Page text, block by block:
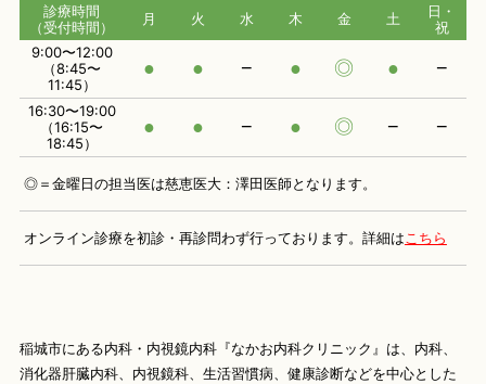
診療時間
（受付時間）
月 火 水 木 金 土
日・
祝
9:00〜12:00
（8:45〜
11:45）
● ● − ● ◎ ● −
16:30〜19:00
（16:15〜
18:45）
● ● − ● ◎ − −
◎＝金曜日の担当医は慈恵医大：澤田医師となります。
オンライン診療を初診・再診問わず行っております。 詳細はこちら
稲城市にある内科・内視鏡内科『なかお内科クリニック』は、内科、
消化器肝臓内科、内視鏡科、生活習慣病、健康診断などを中心とした